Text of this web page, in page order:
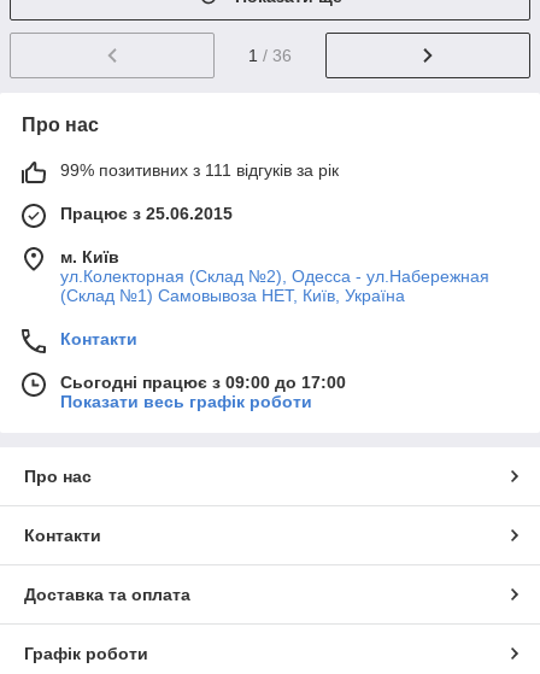
1 / 36
Про нас
99% позитивних з 111 відгуків за рік
Працює з 25.06.2015
м. Київ
ул.Колекторная (Склад №2), Одесса - ул.Набережная
(Склад №1) Самовывоза НЕТ, Київ, Україна
Контакти
Сьогодні працює з 09:00 до 17:00
Показати весь графік роботи
Про нас
Контакти
Доставка та оплата
Графік роботи